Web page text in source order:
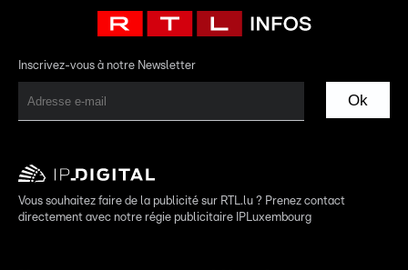
Inscrivez-vous à notre Newsletter
Ok
Vous souhaitez faire de la publicité sur RTL.lu ? Prenez contact
directement avec notre régie publicitaire IPLuxembourg